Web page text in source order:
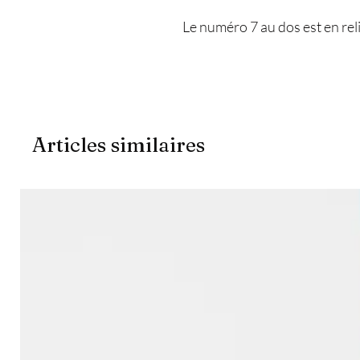
Le numéro 7 au dos est en
Articles similaires